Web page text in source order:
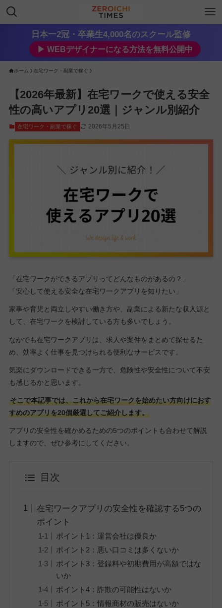
日本一2冠・卒業生4,000名のスクール監修
▶︎ WEBデザイナーになる方法を無料公開中
ホーム 在宅ワーク・副業で稼ぐ
【2026年最新】在宅ワークで使える安全
性の高いアプリ20選｜ジャンル別紹介
在宅ワーク・副業で稼ぐ 2026年5月25日
「在宅ワークができるアプリってどんなものがあるの？」
「安心して使える安全な在宅ワークアプリを知りたい」
家事や育児と両立しやすい働き方や、副業による新たな収入源と
して、在宅ワークを検討している方も多いでしょう。
なかでも在宅ワークアプリは、求人や案件をまとめて探せるた
め、効率よく仕事を見つけられる便利なサービスです。
気楽にダウンロードできる一方で、危険性や安全性について不安
も感じるかと思います。
そこで本記事では、これから在宅ワークを始めたい方向けにおす
すめのアプリを20個厳選してご紹介します。
アプリの安全性を確かめるための5つのポイントも合わせて解説
しますので、ぜひ参考にしてください。
目次
在宅ワークアプリの安全性を確認する5つの
ポイント
ポイント1：運営会社は優良か
ポイント2：悪い口コミは多くないか
ポイント3：登録料や初期費用が高額ではな
いか
ポイント4：詐欺の可能性はないか
ポイント5：情報商材の販売はないか